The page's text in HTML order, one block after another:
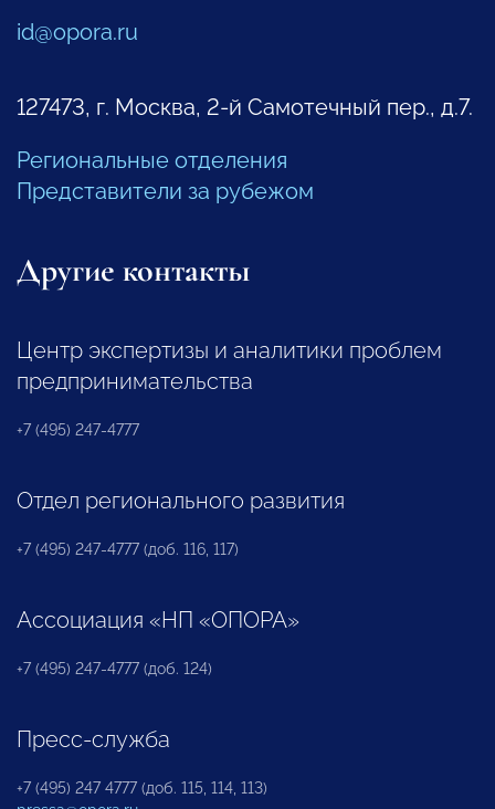
id@opora.ru
127473, г. Москва, 2-й Самотечный пер., д.7.
Региональные отделения
Представители за рубежом
Другие контакты
Центр экспертизы и аналитики проблем
предпринимательства
+7 (495) 247-4777
Отдел регионального развития
+7 (495) 247-4777 (доб. 116, 117)
Ассоциация «НП «ОПОРА»
+7 (495) 247-4777 (доб. 124)
Пресс-служба
+7 (495) 247 4777 (доб. 115, 114, 113)